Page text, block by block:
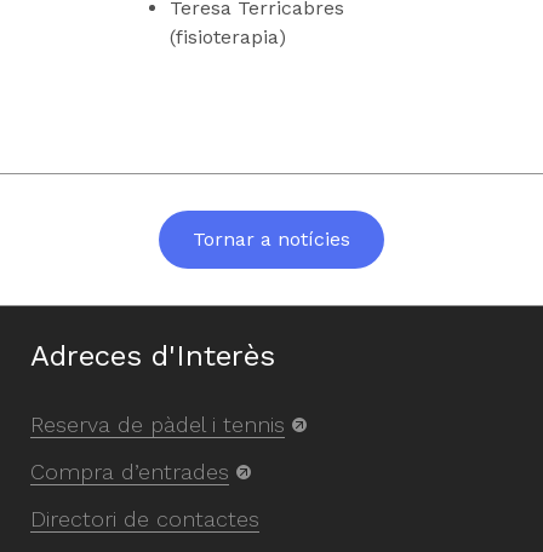
Teresa Terricabres
(fisioterapia)
Tornar a notícies
Adreces d'Interès
Reserva de pàdel i tennis
Compra d’entrades
Directori de contactes